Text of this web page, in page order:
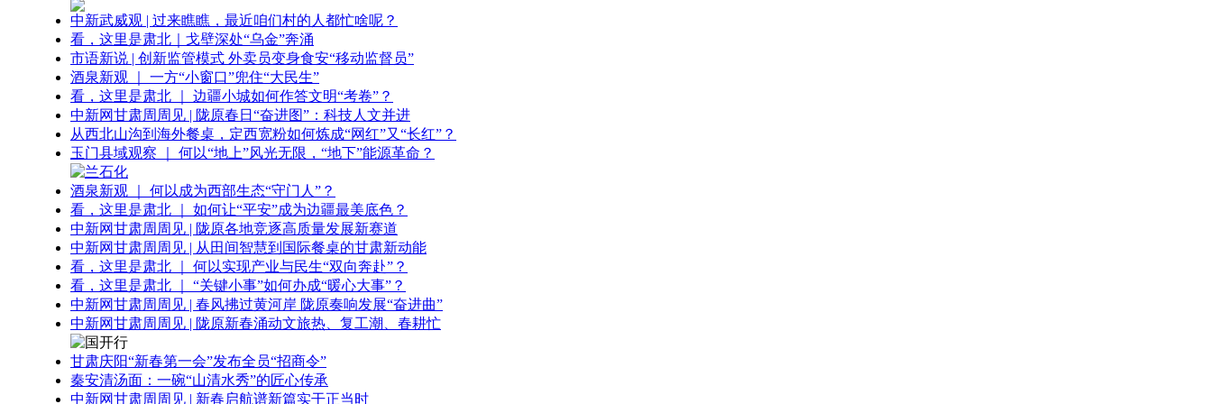
中新武威观 | 过来瞧瞧，最近咱们村的人都忙啥呢？
看，这里是肃北｜戈壁深处“乌金”奔涌
市语新说 | 创新监管模式 外卖员变身食安“移动监督员”
酒泉新观 ｜ 一方“小窗口”兜住“大民生”
看，这里是肃北 ｜ 边疆小城如何作答文明“考卷”？
中新网甘肃周周见 | 陇原春日“奋进图”：科技人文并进
从西北山沟到海外餐桌，定西宽粉如何炼成“网红”又“长红”？
玉门县域观察 ｜ 何以“地上”风光无限，“地下”能源革命？
酒泉新观 ｜ 何以成为西部生态“守门人”？
看，这里是肃北 ｜ 如何让“平安”成为边疆最美底色？
中新网甘肃周周见 | 陇原各地竞逐高质量发展新赛道
中新网甘肃周周见 | 从田间智慧到国际餐桌的甘肃新动能
看，这里是肃北 ｜ 何以实现产业与民生“双向奔赴”？
看，这里是肃北 ｜ “关键小事”如何办成“暖心大事”？
中新网甘肃周周见 | 春风拂过黄河岸 陇原奏响发展“奋进曲”
中新网甘肃周周见 | 陇原新春涌动文旅热、复工潮、春耕忙
甘肃庆阳“新春第一会”发布全员“招商令”
秦安清汤面：一碗“山清水秀”的匠心传承
中新网甘肃周周见 | 新春启航谱新篇实干正当时